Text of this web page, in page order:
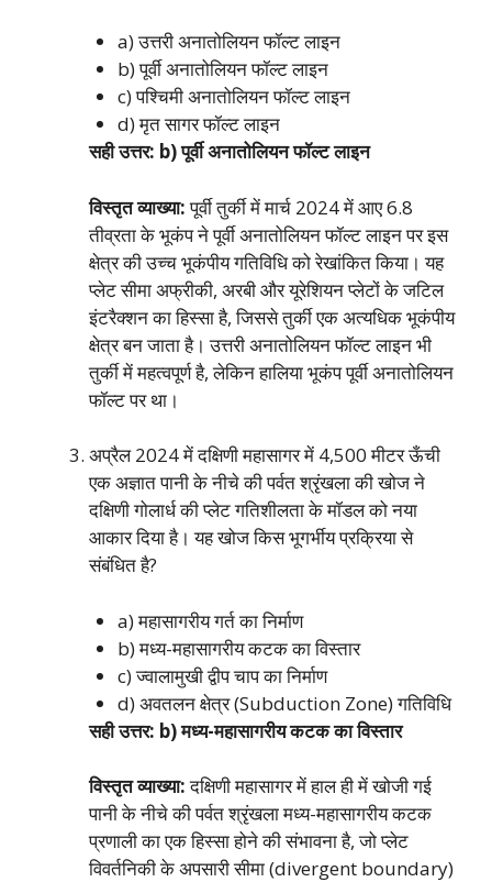
a) उत्तरी अनातोलियन फॉल्ट लाइन
b) पूर्वी अनातोलियन फॉल्ट लाइन
c) पश्चिमी अनातोलियन फॉल्ट लाइन
d) मृत सागर फॉल्ट लाइन
सही उत्तर: b) पूर्वी अनातोलियन फॉल्ट लाइन
विस्तृत व्याख्या:पूर्वी तुर्की में मार्च 2024 में आए 6.8
तीव्रता के भूकंप ने पूर्वी अनातोलियन फॉल्ट लाइन पर इस
क्षेत्र की उच्च भूकंपीय गतिविधि को रेखांकित किया। यह
प्लेट सीमा अफ्रीकी, अरबी और यूरेशियन प्लेटों के जटिल
इंटरैक्शन का हिस्सा है, जिससे तुर्की एक अत्यधिक भूकंपीय
क्षेत्र बन जाता है। उत्तरी अनातोलियन फॉल्ट लाइन भी
तुर्की में महत्वपूर्ण है, लेकिन हालिया भूकंप पूर्वी अनातोलियन
फॉल्ट पर था।
अप्रैल 2024 में दक्षिणी महासागर में 4,500 मीटर ऊँची
एक अज्ञात पानी के नीचे की पर्वत श्रृंखला की खोज ने
दक्षिणी गोलार्ध की प्लेट गतिशीलता के मॉडल को नया
आकार दिया है। यह खोज किस भूगर्भीय प्रक्रिया से
संबंधित है?
a) महासागरीय गर्त का निर्माण
b) मध्य-महासागरीय कटक का विस्तार
c) ज्वालामुखी द्वीप चाप का निर्माण
d) अवतलन क्षेत्र (Subduction Zone) गतिविधि
सही उत्तर: b) मध्य-महासागरीय कटक का विस्तार
विस्तृत व्याख्या:दक्षिणी महासागर में हाल ही में खोजी गई
पानी के नीचे की पर्वत श्रृंखला मध्य-महासागरीय कटक
प्रणाली का एक हिस्सा होने की संभावना है, जो प्लेट
विवर्तनिकी के अपसारी सीमा (divergent boundary)